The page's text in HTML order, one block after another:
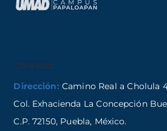
Contacto
Dirección: Camino Real a Cholula
Col. Exhacienda La Concepción
C.P. 72150, Puebla, México.